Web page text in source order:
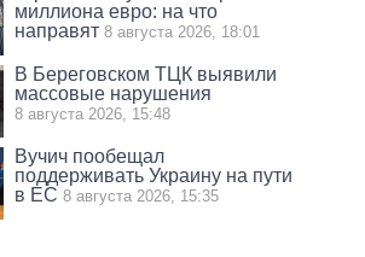
миллиона евро: на что
направят 8 августа 2026, 18:01
В Береговском ТЦК выявили
массовые нарушения
8 августа 2026, 15:48
Вучич пообещал
поддерживать Украину на пути
в ЕС 8 августа 2026, 15:35